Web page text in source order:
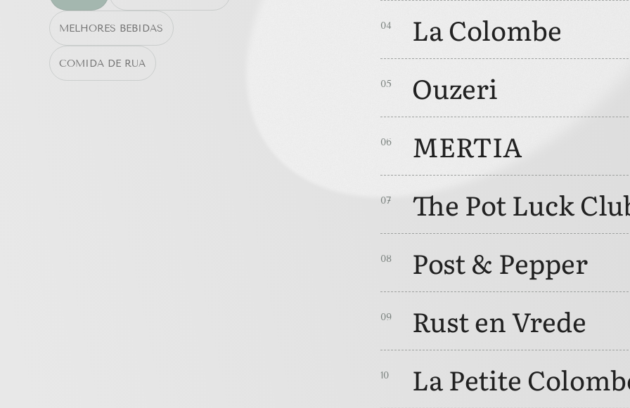
MELHORES BEBIDAS
COMIDA DE RUA
04 La Colombe
05 Ouzeri
06 MERTIA
07 The Pot Luck
08 Post & Pepper
09 Rust en Vrede
10 La Petite